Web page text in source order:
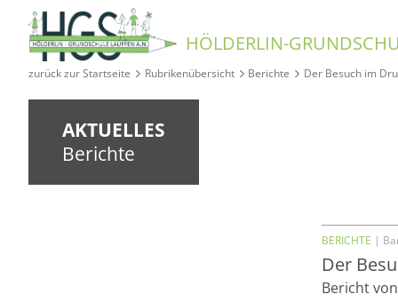
HÖLDERLIN-
zurück zur Startseite Rubrikenübersicht Berichte Der Besuch im
AKTUELLES
Berichte
BERICHTE |
Der
Bericht